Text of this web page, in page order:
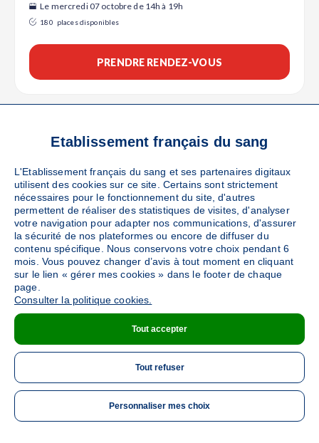
ME
Le mercredi 07 octobre de 14h à 19h
180 places disponibles
PRENDRE RENDEZ-VOUS
Etablissement français du sang
L'Etablissement français du sang et ses partenaires digitaux
utilisent des cookies sur ce site. Certains sont strictement
nécessaires pour le fonctionnement du site, d'autres
permettent de réaliser des statistiques de visites, d'analyser
votre navigation pour adapter nos communications, d'assurer
la sécurité de nos plateformes ou encore de diffuser du
contenu spécifique. Nous conservons votre choix pendant 6
mois. Vous pouvez changer d’avis à tout moment en cliquant
sur le lien « gérer mes cookies » dans le footer de chaque
page.
Consulter la politique cookies.
Tout accepter
Tout refuser
Personnaliser mes choix